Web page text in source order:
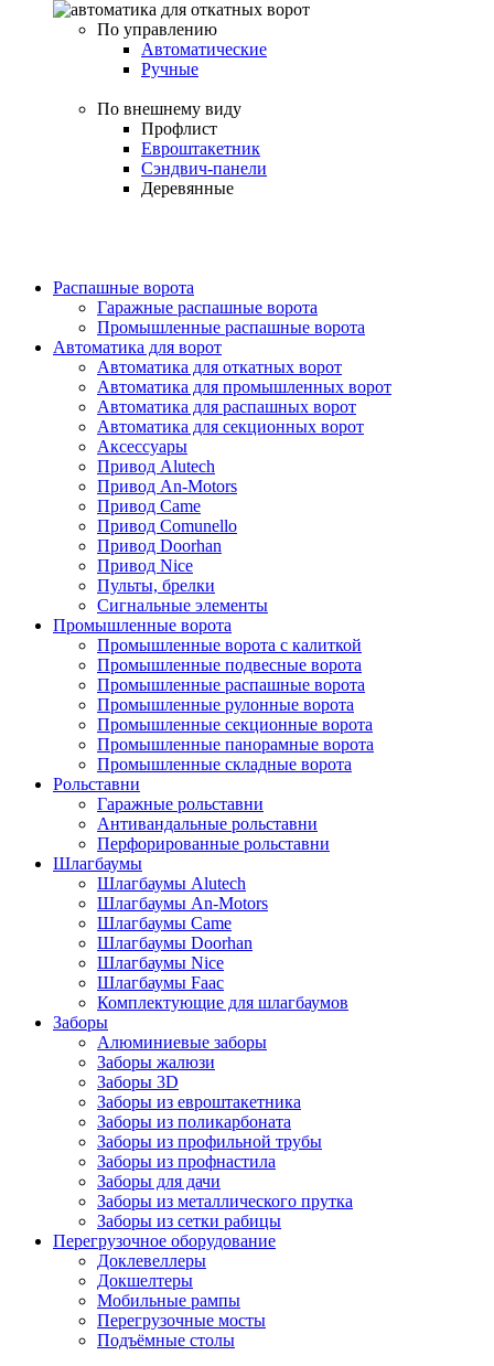
По управлению
Автоматические
Ручные
По внешнему виду
Профлист
Евроштакетник
Сэндвич-панели
Деревянные
Распашные ворота
Гаражные распашные ворота
Промышленные распашные ворота
Автоматика для ворот
Автоматика для откатных ворот
Автоматика для промышленных ворот
Автоматика для распашных ворот
Автоматика для секционных ворот
Аксессуары
Привод Alutech
Привод An-Motors
Привод Came
Привод Comunello
Привод Doorhan
Привод Nice
Пульты, брелки
Сигнальные элементы
Промышленные ворота
Промышленные ворота с калиткой
Промышленные подвесные ворота
Промышленные распашные ворота
Промышленные рулонные ворота
Промышленные секционные ворота
Промышленные панорамные ворота
Промышленные складные ворота
Рольставни
Гаражные рольставни
Антивандальные рольставни
Перфорированные рольставни
Шлагбаумы
Шлагбаумы Alutech
Шлагбаумы An-Motors
Шлагбаумы Came
Шлагбаумы Doorhan
Шлагбаумы Nice
Шлагбаумы Faac
Комплектующие для шлагбаумов
Заборы
Алюминиевые заборы
Заборы жалюзи
Заборы 3D
Заборы из евроштакетника
Заборы из поликарбоната
Заборы из профильной трубы
Заборы из профнастила
Заборы для дачи
Заборы из металлического прутка
Заборы из сетки рабицы
Перегрузочное оборудование
Доклевеллеры
Докшелтеры
Мобильные рампы
Перегрузочные мосты
Подъёмные столы